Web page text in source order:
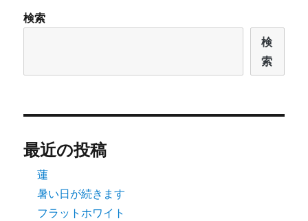
ン
検索
検
索
最近の投稿
蓮
暑い日が続きます
フラットホワイト